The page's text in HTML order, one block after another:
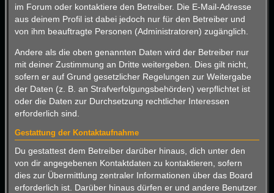
im Forum oder kontaktiere den Betreiber. Die E-Mail-Adresse
aus deinem Profil ist dabei jedoch nur für den Betreiber und
von ihm beauftragte Personen (Administratoren) zugänglich.
Andere als die oben genannten Daten wird der Betreiber nur
mit deiner Zustimmung an Dritte weitergeben. Dies gilt nicht,
sofern er auf Grund gesetzlicher Regelungen zur Weitergabe
der Daten (z. B. an Strafverfolgungsbehörden) verpflichtet ist
oder die Daten zur Durchsetzung rechtlicher Interessen
erforderlich sind.
Gestattung der Kontaktaufnahme
Du gestattest dem Betreiber darüber hinaus, dich unter den
von dir angegebenen Kontaktdaten zu kontaktieren, sofern
dies zur Übermittlung zentraler Informationen über das Board
erforderlich ist. Darüber hinaus dürfen er und andere Benutzer